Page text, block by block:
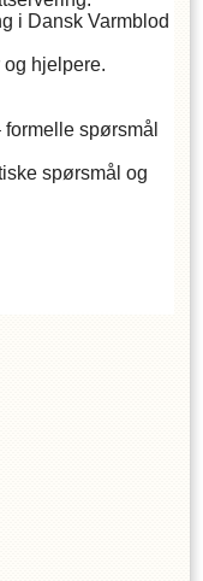
i Dansk Varmblod
og hjelpere.
spørsmål
spørsmål og